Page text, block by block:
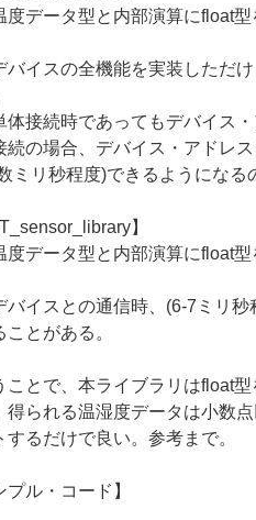
度データ型と内部演算にfloat
バイスの全機能を実装しただ
体接続時であってもデバイス
続の場合、デバイス・アドレ
ミリ秒程度)できるようになる
】
度データ型と内部演算にfloat
バイスとの通信時、(6-7ミリ
ことがある。
ことで、本ライブラリはfloat
得られる温湿度データは小数
するだけで良い。参考まで。
プル・コード】